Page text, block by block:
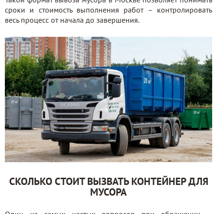
сроки и стоимость выполнения работ – контролировать
весь процесс от начала до завершения.
СКОЛЬКО СТОИТ ВЫЗВАТЬ КОНТЕЙНЕР ДЛЯ
МУСОРА